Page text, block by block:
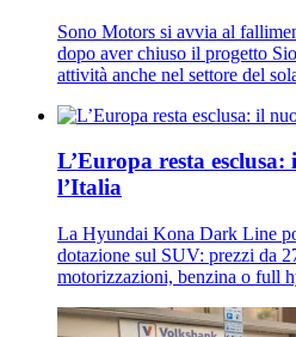
Sono Motors si avvia al
dopo aver chiuso il progetto
attività anche nel settore del
L’Europa resta
l’Italia
La Hyundai Kona Dark Line
dotazione sul SUV: prezzi da
motorizzazioni, benzina o full